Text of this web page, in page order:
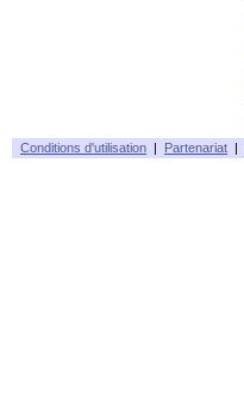
Conditions d'utilisation | Partenariat |